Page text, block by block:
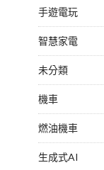
手遊電玩
智慧家電
未分類
機車
燃油機車
生成式AI